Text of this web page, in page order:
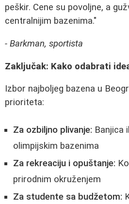
peškir. Cene su povoljne, a
centralnijim bazenima."
- Barkman, sportista
Zaključak: Kako odabrati
Izbor najboljeg bazena u
prioriteta:
Za ozbiljno plivanje: Banjica
olimpijskim bazenima
Za rekreaciju i opuštanje:
prirodnim okruženjem
Za studente sa budžetom: